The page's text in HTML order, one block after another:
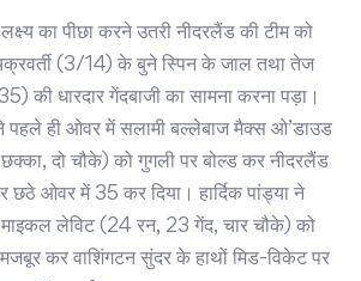
का पीछा करने उतरी नीदरलैंड की टीम को
(3/14) के बुने स्पिन के जाल तथा तेज
की धारदार गेंदबाजी का सामना करना पड़ा।
पहले ही ओवर में सलामी बल्लेबाज मैक्स ओ’डाउड
दो चौके) को गुगली पर बोल्ड कर नीदरलैंड
छठे ओवर में 35 कर दिया। हार्दिक पांड्या ने
लेविट (24 रन, 23 गेंद, चार चौके) को
मजबूर कर वाशिंगटन सुंदर के हाथों मिड-विकेट पर